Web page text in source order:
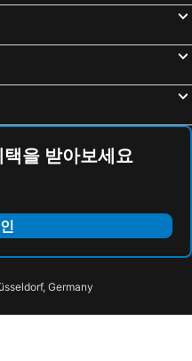
서울 호텔
And Papas
스 게스트하우스 - 호스텔
NG 하우스
포해수욕장
실종합운동장
파구
대문시장
초구
울월드컵경기장
을 받아보세요
Germany